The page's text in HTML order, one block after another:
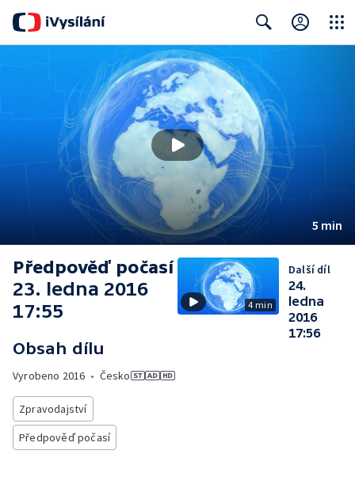
5 min
Předpověď počasí
23. ledna 2016
17:55
Obsah dílu
Vyrobeno 2016 • Česko
Zpravodajství
Předpověď počasí
4 min
Další díl
24.
ledna
2016
17:56